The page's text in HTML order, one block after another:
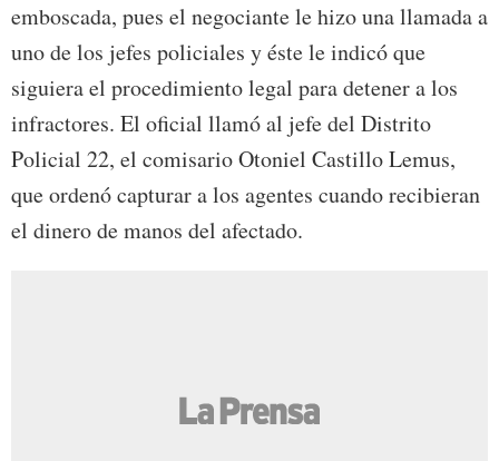
emboscada, pues el negociante le hizo una llamada a
uno de los jefes policiales y éste le indicó que
siguiera el procedimiento legal para detener a los
infractores. El oficial llamó al jefe del Distrito
Policial 22, el comisario Otoniel Castillo Lemus,
que ordenó capturar a los agentes cuando recibieran
el dinero de manos del afectado.